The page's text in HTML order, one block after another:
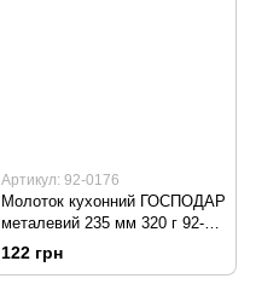
Артикул: 92-0176
Молоток кухонний ГОСПОДАР
металевий 235 мм 320 г 92-
0176
122 грн